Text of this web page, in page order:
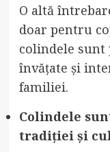
O altă
doar pentru
colindele
învățate și
familiei.
Colindele
tradiției și